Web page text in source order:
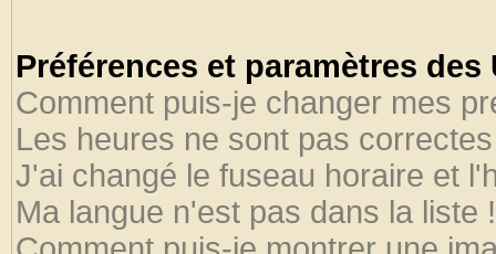
Préférences et paramètres
Comment puis-je changer mes
Les heures ne sont pas
J'ai changé le fuseau horaire et
Ma langue n'est pas dans la liste !